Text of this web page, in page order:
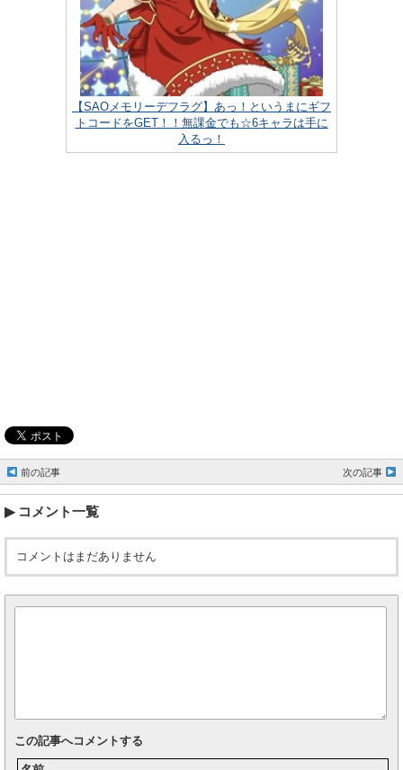
【SAOメモリーデフラグ】あっ！というまにギフ
トコードをGET！！無課金でも☆6キャラは手に
入るっ！
前の記事 次の記事
コメント一覧
コメントはまだありません
この記事へコメントする